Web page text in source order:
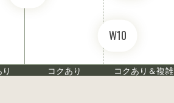
W10
コクあり コクあり＆複雑